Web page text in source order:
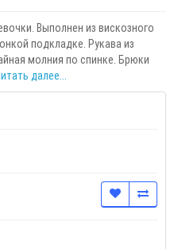
Выполнен из вискозного
подкладке. Рукава из
молния по спинке. Брюки
далее...